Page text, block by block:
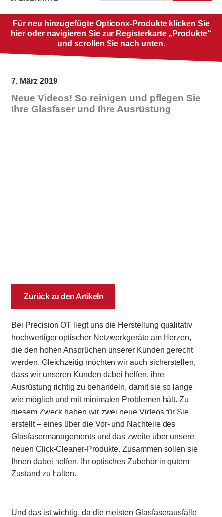
Für neu hinzugefügte Opticonx-Produkte klicken Sie
hier oder navigieren Sie zur Registerkarte „Produkte“
und scrollen Sie nach unten.
7. März 2019
Neue Videos! So reinigen und pflegen Sie
Ihre Glasfaser und Ihre Ausrüstung
Zurück zu den Artikeln
Bei Precision OT liegt uns die Herstellung qualitativ
hochwertiger optischer Netzwerkgeräte am Herzen,
die den hohen Ansprüchen unserer Kunden gerecht
werden. Gleichzeitig möchten wir auch sicherstellen,
dass wir unseren Kunden dabei helfen, ihre
Ausrüstung richtig zu behandeln, damit sie so lange
wie möglich und mit minimalen Problemen hält. Zu
diesem Zweck haben wir zwei neue Videos für Sie
erstellt – eines über die Vor- und Nachteile des
Glasfasermanagements und das zweite über unsere
neuen Click-Cleaner-Produkte. Zusammen sollen sie
Ihnen dabei helfen, Ihr optisches Zubehör in gutem
Zustand zu halten.
Und das ist wichtig, da die meisten Glasfaserausfälle